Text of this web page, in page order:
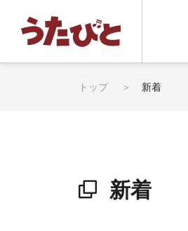
トップ 新着
新着